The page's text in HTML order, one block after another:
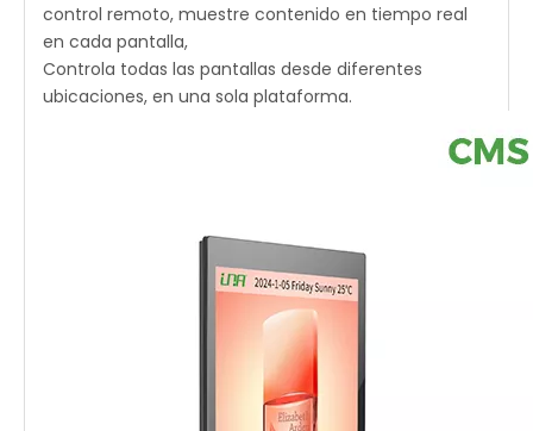
control remoto, muestre contenido en tiempo real
en cada pantalla,
Controla todas las pantallas desde diferentes
ubicaciones, en una sola plataforma.